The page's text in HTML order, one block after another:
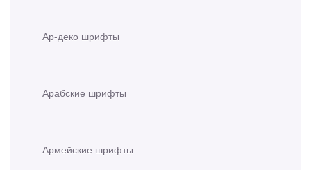
Ар-деко шрифты
Арабские шрифты
Армейские шрифты